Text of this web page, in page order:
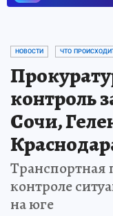
НОВОСТИ ЧТО
контроль
Сочи,
Транспортная
контроле
на юге